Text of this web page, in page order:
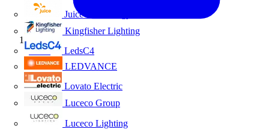
Juice Technology
Kingfisher Lighting
LedsC4
LEDVANCE
Lovato Electric
Luceco Group
Luceco Lighting
Inicio